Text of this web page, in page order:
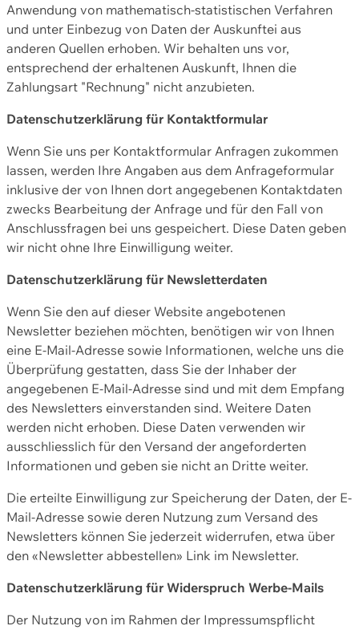
Anwendung von mathematisch-statistischen Verfahren
und unter Einbezug von Daten der Auskunftei aus
anderen Quellen erhoben. Wir behalten uns vor,
entsprechend der erhaltenen Auskunft, Ihnen die
Zahlungsart "Rechnung" nicht anzubieten.
Datenschutzerklärung für Kontaktformular
Wenn Sie uns per Kontaktformular Anfragen zukommen
lassen, werden Ihre Angaben aus dem Anfrageformular
inklusive der von Ihnen dort angegebenen Kontaktdaten
zwecks Bearbeitung der Anfrage und für den Fall von
Anschlussfragen bei uns gespeichert. Diese Daten geben
wir nicht ohne Ihre Einwilligung weiter.
Datenschutzerklärung für Newsletterdaten
Wenn Sie den auf dieser Website angebotenen
Newsletter beziehen möchten, benötigen wir von Ihnen
eine E-Mail-Adresse sowie Informationen, welche uns die
Überprüfung gestatten, dass Sie der Inhaber der
angegebenen E-Mail-Adresse sind und mit dem Empfang
des Newsletters einverstanden sind. Weitere Daten
werden nicht erhoben. Diese Daten verwenden wir
ausschliesslich für den Versand der angeforderten
Informationen und geben sie nicht an Dritte weiter.
Die erteilte Einwilligung zur Speicherung der Daten, der E-
Mail-Adresse sowie deren Nutzung zum Versand des
Newsletters können Sie jederzeit widerrufen, etwa über
den «Newsletter abbestellen» Link im Newsletter.
Datenschutzerklärung für Widerspruch Werbe-Mails
Der Nutzung von im Rahmen der Impressumspflicht